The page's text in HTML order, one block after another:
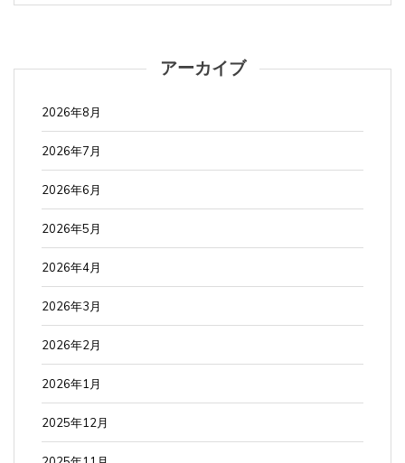
アーカイブ
2026年8月
2026年7月
2026年6月
2026年5月
2026年4月
2026年3月
2026年2月
2026年1月
2025年12月